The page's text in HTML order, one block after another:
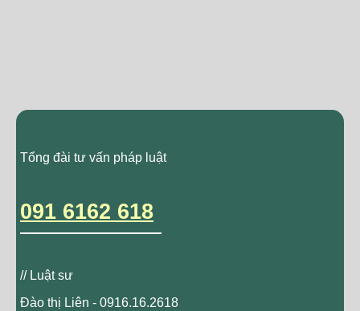
Tổng đài tư vấn pháp luật
091 6162 618
// Luật sư
Đào thị Liên - 0916.16.2618